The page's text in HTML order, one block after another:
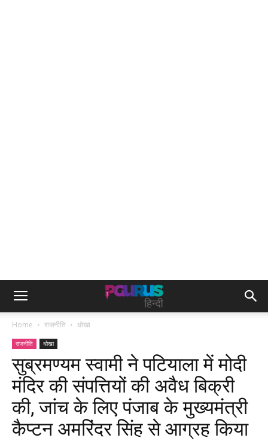
Home राजनीति धोखा
राजनीति धोखा
सुब्रमण्यम स्वामी ने पटियाला में मोदी
मंदिर की संपत्तियों की अवैध बिक्री
की, जांच के लिए पंजाब के मुख्यमंत्री
कैप्टन अमरिंदर सिंह से आग्रह किया